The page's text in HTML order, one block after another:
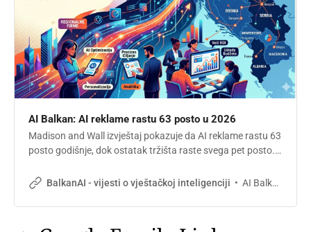
AI Balkan: AI reklame rastu 63 posto u 2026
Madison and Wall izvještaj pokazuje da AI reklame rastu 63
posto godišnje, dok ostatak tržišta raste svega pet posto.
ekonomije. Evo šta to znači za agencije i e-commerce firme
BalkanAI - vijesti o vještačkoj inteligenciji AI Balkan